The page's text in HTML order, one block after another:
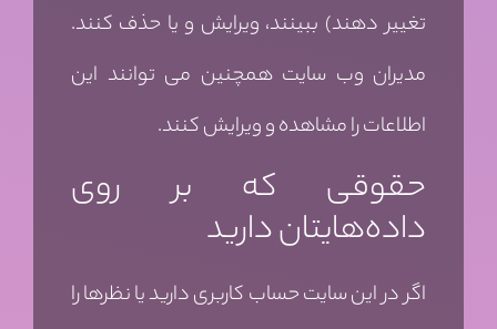
تغییر دهند) ببینند، ویرایش و یا حذف کنند.
مدیران وب سایت همچنین می توانند این
اطلاعات را مشاهده و ویرایش کنند.
حقوقی که بر روی
داده‌هایتان دارید
اگر در این سایت حساب کاربری دارید یا نظرها را